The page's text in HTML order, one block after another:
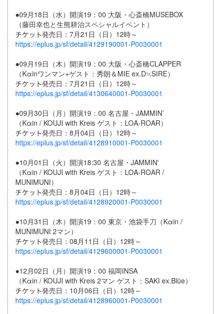
●09月18日（水）開演19：00 大阪・心斎橋MUSEBOX
（藤田幸也と生熊耕治スペシャルイベント）
発売日：7月21日（日）12時～
https://eplus.jp/sf/detail/4129190001-P0030001
●09月19日（木）開演19：00 大阪・心斎橋CLAPPER
（Kαinワンマン+ゲスト：秀朗＆MIE ex.D≒SIRE）
発売日：7月21日（日）12時～
https://eplus.jp/sf/detail/4130640001-P0030001
●09月30日（月）開演19：00 名古屋・JAMMIN’
（Kαin / KOUJI with Kreis ゲスト：LOA-ROAR）
発売日：8月04日（日）12時～
https://eplus.jp/sf/detail/4128910001-P0030001
●10月01日（火）開演18:30 名古屋・JAMMIN'
（Kαin / KOUJI with Kreis ゲスト：LOA-ROAR /
MUNIMUNI）
発売日：8月04日（日）12時～
https://eplus.jp/sf/detail/4128920001-P0030001
●10月31日（木）開演19：00 東京・池袋手刀（Kαin /
MUNIMUNI 2マン）
発売日：08月11日（日）12時～
https://eplus.jp/sf/detail/4129600001-P0030001
●12月02日（月）開演19：00 福岡INSA
（Kαin / KOUJI with Kreis 2マン ゲスト：SAKI ex.Blüe）
発売日：10月06日（日）12時～
https://eplus.jp/sf/detail/4128960001-P0030001